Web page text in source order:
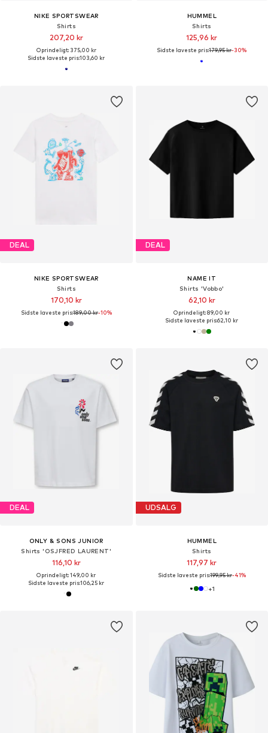
NIKE SPORTSWEAR
Shirts
207,20 kr
Oprindeligt: 375,00 kr
Sidste laveste pris:103,60 kr
HUMMEL
Shirts
125,96 kr
Sidste laveste pris:179,95 kr-30%
DEAL
NIKE SPORTSWEAR
Shirts
170,10 kr
Sidste laveste pris:189,00 kr-10%
DEAL
NAME IT
Shirts 'Vobbo'
62,10 kr
Oprindeligt: 89,00 kr
Sidste laveste pris:62,10 kr
DEAL
ONLY & SONS JUNIOR
Shirts 'OSJFRED LAURENT'
116,10 kr
Oprindeligt: 149,00 kr
Sidste laveste pris:106,25 kr
UDSALG
HUMMEL
Shirts
117,97 kr
Sidste laveste pris:199,95 kr-41%
+1